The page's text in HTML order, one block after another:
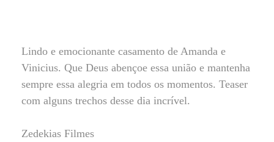
Lindo e emocionante casamento de Amanda e
Vinicius. Que Deus abençoe essa união e mantenha
sempre essa alegria em todos os momentos. Teaser
com alguns trechos desse dia incrível.
Zedekias Filmes